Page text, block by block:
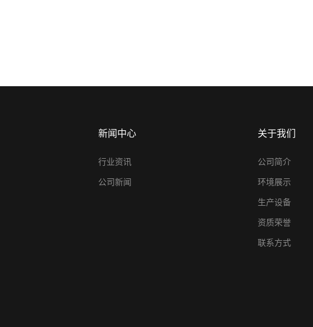
新闻中心
行业资讯
公司新闻
关于我们
公司简介
环境展示
生产设备
资质荣誉
联系方式